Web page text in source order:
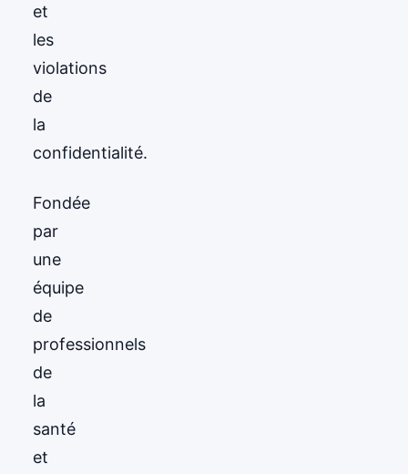
et
les
violations
de
la
confidentialité.
Fondée
par
une
équipe
de
professionnels
de
la
santé
et